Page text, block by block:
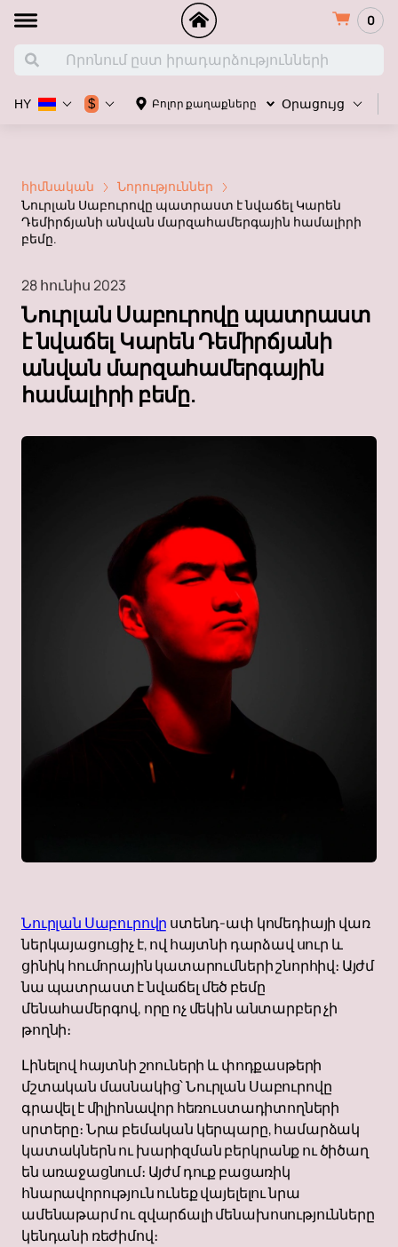
0
Բոլոր քաղաքները Օրացույց
HY $
հիմնական
Նորություններ
Նուրլան Սաբուրովը պատրաստ է նվաճել Կարեն
Դեմիրճյանի անվան մարզահամերգային համալիրի
բեմը.
28 հունիս 2023
Նուրլան Սաբուրովը պատրաստ
է նվաճել Կարեն Դեմիրճյանի
անվան մարզահամերգային
համալիրի բեմը.
Նուրլան Սաբուրովը ստենդ-ափ կոմեդիայի վառ
ներկայացուցիչ է, ով հայտնի դարձավ սուր և
ցինիկ հումորային կատարումների շնորհիվ։ Այժմ
նա պատրաստ է նվաճել մեծ բեմը
մենահամերգով, որը ոչ մեկին անտարբեր չի
թողնի։
Լինելով հայտնի շոուների և փոդքասթերի
մշտական ​​մասնակից՝ Նուրլան Սաբուրովը
գրավել է միլիոնավոր հեռուստադիտողների
սրտերը։ Նրա բեմական կերպարը, համարձակ
կատակներն ու խարիզման բերկրանք ու ծիծաղ
են առաջացնում։ Այժմ դուք բացառիկ
հնարավորություն ունեք վայելելու նրա
ամենաթարմ ու զվարճալի մենախոսությունները
կենդանի ռեժիմով։